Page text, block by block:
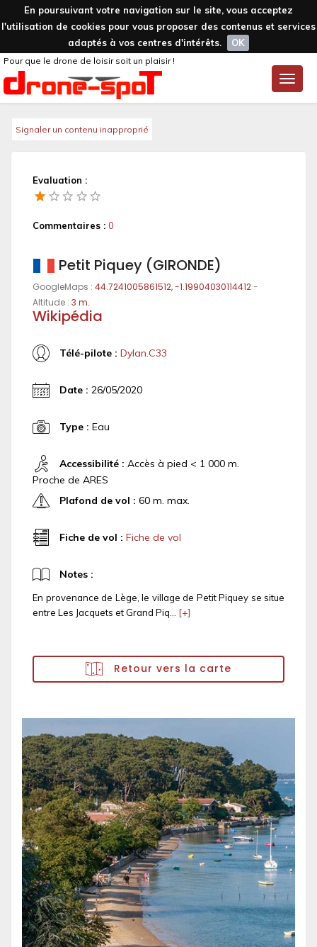
En poursuivant votre navigation sur le site, vous acceptez
l'utilisation de cookies pour vous proposer des contenus et services
adaptés à vos centres d'intérêts.
OK
Toggle
Pour que le drone de loisir soit un plaisir !
Signaler un contenu inapproprié
Evaluation :
Commentaires : 0
Petit Piquey (GIRONDE)
GoogleMaps : 44.7241005861512, -1.19904030114412-
Altitude : 3 m.
Wikipédia
Télé-pilote : Dylan.C33
Date : 26/05/2020
Type : Eau
Accessibilité : Accès à pied < 1 000 m.
Proche de ARES
Plafond de vol : 60 m. max.
Fiche de vol : Fiche de vol
Notes :
En provenance de Lège, le village de Petit Piquey se situe
entre Les Jacquets et Grand Piq... [+]
Retour vers la carte